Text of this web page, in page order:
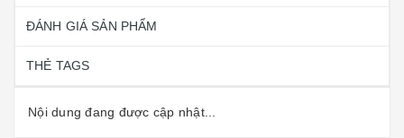
ĐÁNH GIÁ SẢN PHẨM
THẺ TAGS
Nội dung đang được cập nhật...